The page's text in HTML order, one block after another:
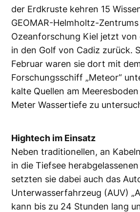
der Erdkruste kehren 15
GEOMAR-Helmholtz-
Ozeanforschung Kiel jetzt von
in den Golf von Cadiz zurück.
Februar waren sie dort mit
Forschungsschiff „Meteor“
kalte Quellen am
Meter Wassertiefe zu
Hightech im Einsatz
Neben traditionellen, an
in die Tiefsee
setzten sie dabei auch das
Unterwasserfahrzeug (AUV)
kann bis zu 24 Stunden lang